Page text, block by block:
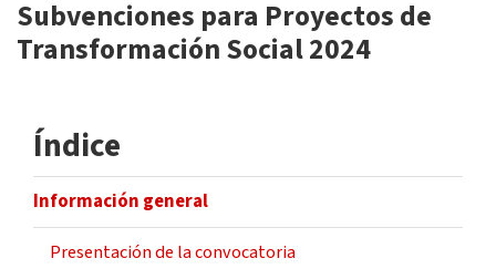
Subvenciones para Proyectos de
Transformación Social 2024
Índice
Información general
Presentación de la convocatoria